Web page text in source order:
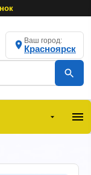
Ваш город:
Красноярск